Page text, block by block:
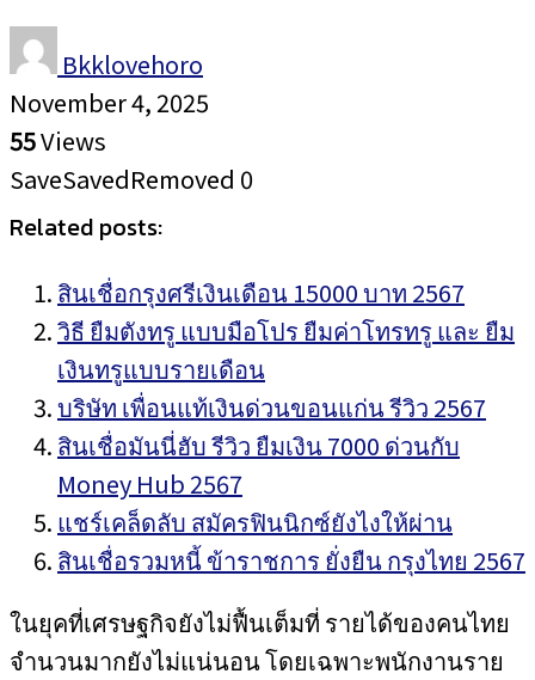
Bkklovehoro
November 4, 2025
55Views
SaveSavedRemoved 0
Related posts:
สินเชื่อกรุงศรีเงินเดือน 15000 บาท 2567
วิธี ยืมตังทรู แบบมือโปร ยืมค่าโทรทรู และ ยืม
เงินทรูแบบรายเดือน
บริษัท เพื่อนแท้เงินด่วนขอนแก่น รีวิว 2567
สินเชื่อมันนี่ฮับ รีวิว ยืมเงิน 7000 ด่วนกับ
Money Hub 2567
แชร์เคล็ดลับ สมัครฟินนิกซ์ยังไงให้ผ่าน
สินเชื่อรวมหนี้ ข้าราชการ ยั่งยืน กรุงไทย 2567
ในยุคที่เศรษฐกิจยังไม่ฟื้นเต็มที่ รายได้ของคนไทย
จำนวนมากยังไม่แน่นอน โดยเฉพาะพนักงานราย